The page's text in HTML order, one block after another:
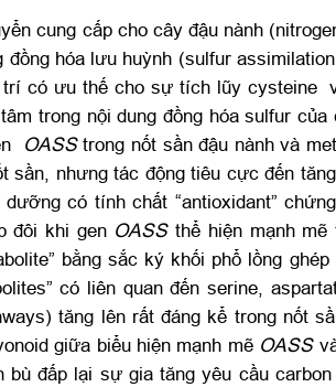
cung cấp cho cây đậu nành
hóa lưu huỳnh (sulfur
có ưu thế cho sự tích lũy cysteine
trong nội dung đồng hóa sulfur của
OASStrong nốt sần đậu nành và
sần, nhưng tác động tiêu cực đến
có tính chất “antioxidant”
đôi khi gen OASSthể hiện mạnh mẽ
bằng sắc ký khối phổ lồng
có liên quan đến serine,
tăng lên rất đáng kể trong nốt
giữa biểu hiện mạnh mẽ OASS
đấp lại sự gia tăng yêu cầu